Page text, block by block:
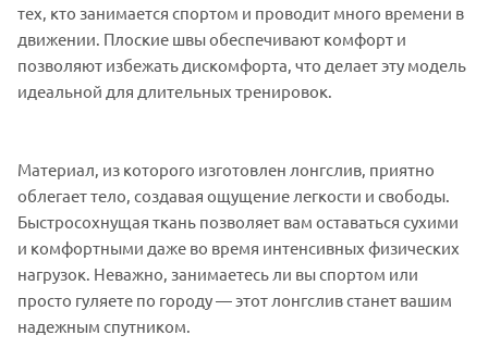
тех, кто занимается спортом и проводит много времени в
движении. Плоские швы обеспечивают комфорт и
позволяют избежать дискомфорта, что делает эту модель
идеальной для длительных тренировок.
Материал, из которого изготовлен лонгслив, приятно
облегает тело, создавая ощущение легкости и свободы.
Быстросохнущая ткань позволяет вам оставаться сухими
и комфортными даже во время интенсивных физических
нагрузок. Неважно, занимаетесь ли вы спортом или
просто гуляете по городу — этот лонгслив станет вашим
надежным спутником.